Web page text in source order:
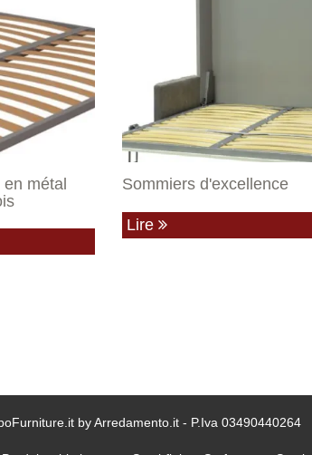
métal
Sommiers d'excellence
Lire
by Arredamento.it - P.Iva 03490440264